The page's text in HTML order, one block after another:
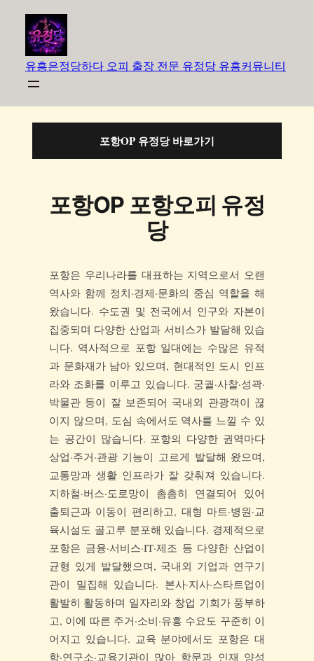
유흥은정당하다 오피 출장 전문 유정당 유흥커뮤니티
포항OP 유정당 바로가기
포항OP 포항오피 유정
당
포항은 우리나라를 대표하는 지역으로서 오랜
역사와 함께 정치·경제·문화의 중심 역할을 해
왔습니다. 수도권 및 전국에서 인구와 자본이
집중되며 다양한 산업과 서비스가 발달해 있습
니다. 역사적으로 포항 일대에는 수많은 유적
과 문화재가 남아 있으며, 현대적인 도시 인프
라와 조화를 이루고 있습니다. 궁궐·사찰·성곽·
박물관 등이 잘 보존되어 국내외 관광객이 끊
이지 않으며, 도심 속에서도 역사를 느낄 수 있
는 공간이 많습니다. 포항의 다양한 권역마다
상업·주거·관광 기능이 고르게 발달해 왔으며,
교통망과 생활 인프라가 잘 갖춰져 있습니다.
지하철·버스·도로망이 촘촘히 연결되어 있어
출퇴근과 이동이 편리하고, 대형 마트·병원·교
육시설도 골고루 분포해 있습니다. 경제적으로
포항은 금융·서비스·IT·제조 등 다양한 산업이
균형 있게 발달했으며, 국내외 기업과 연구기
관이 밀집해 있습니다. 본사·지사·스타트업이
활발히 활동하며 일자리와 창업 기회가 풍부하
고, 이에 따른 주거·소비·유흥 수요도 꾸준히 이
어지고 있습니다. 교육 분야에서도 포항은 대
학·연구소·교육기관이 많아 학문과 인재 양성